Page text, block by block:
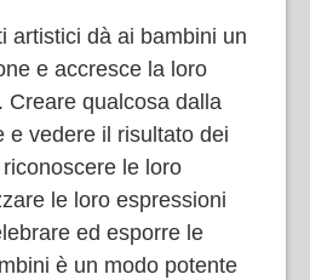
artistici dà ai bambini un
e accresce la loro
Creare qualcosa dalla
e vedere il risultato dei
le loro
le loro espressioni
ed esporre le
è un modo potente